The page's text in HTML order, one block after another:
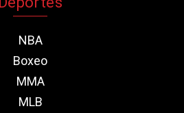
NBA
Boxeo
MMA
MLB